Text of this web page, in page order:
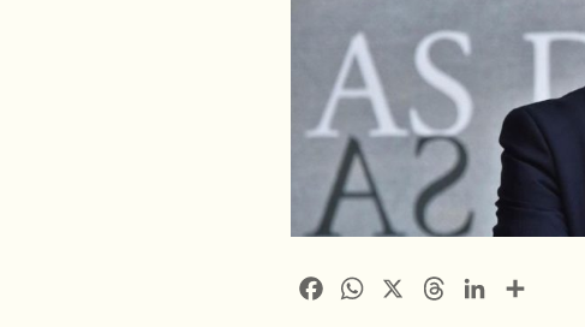
FacebookWhatsApp ThreadsLinkedIn